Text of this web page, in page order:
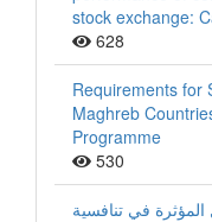
stock exchange:
628
Requirements for
Maghreb
Programme
530
في تنافسية